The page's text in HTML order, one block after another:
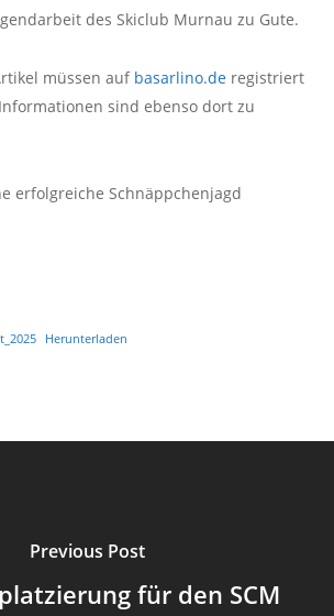
des Skiclub Murnau zu Gute.
müssen auf basarlino.deregistriert
sind ebenso dort zu
erfolgreiche Schnäppchenjagd
Herunterladen
Previous Post
für den SCM